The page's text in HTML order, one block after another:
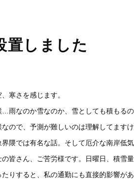
置しました
寒さを感じます。
雨なのか雪なのか、雪としても積もる
ので、予測が難しいのは理解してます
隈では有名な話。そして厄介な南岸低
皆さん、ご苦労様です。日曜日、積雪
りすると、私の通勤にも直接的影響が